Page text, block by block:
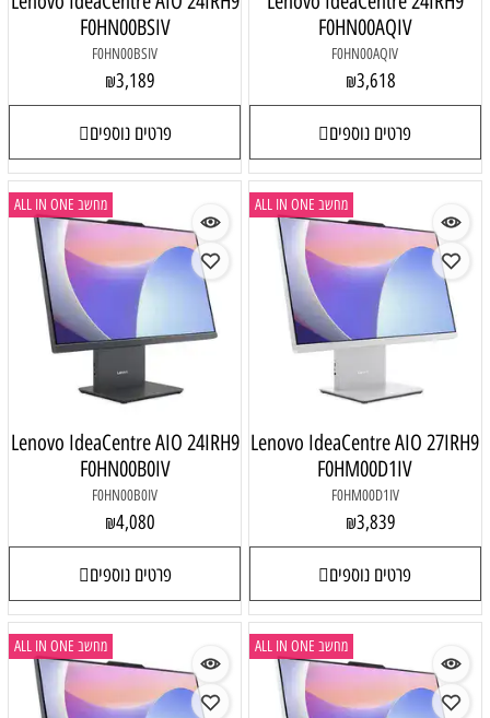
F0HN00AQIV
F0HN00AQIV
₪3,618
פרטים נוספים
F0HN00BSIV
F0HN00BSIV
₪3,189
פרטים נוספים
מחשב ALL IN ONE
Lenovo IdeaCentre AIO 27IRH9
F0HM00D1IV
F0HM00D1IV
₪3,839
פרטים נוספים
מחשב ALL IN ONE
Lenovo IdeaCentre AIO 24IRH9
F0HN00B0IV
F0HN00B0IV
₪4,080
פרטים נוספים
מחשב ALL IN ONE מחשב ALL IN ONE